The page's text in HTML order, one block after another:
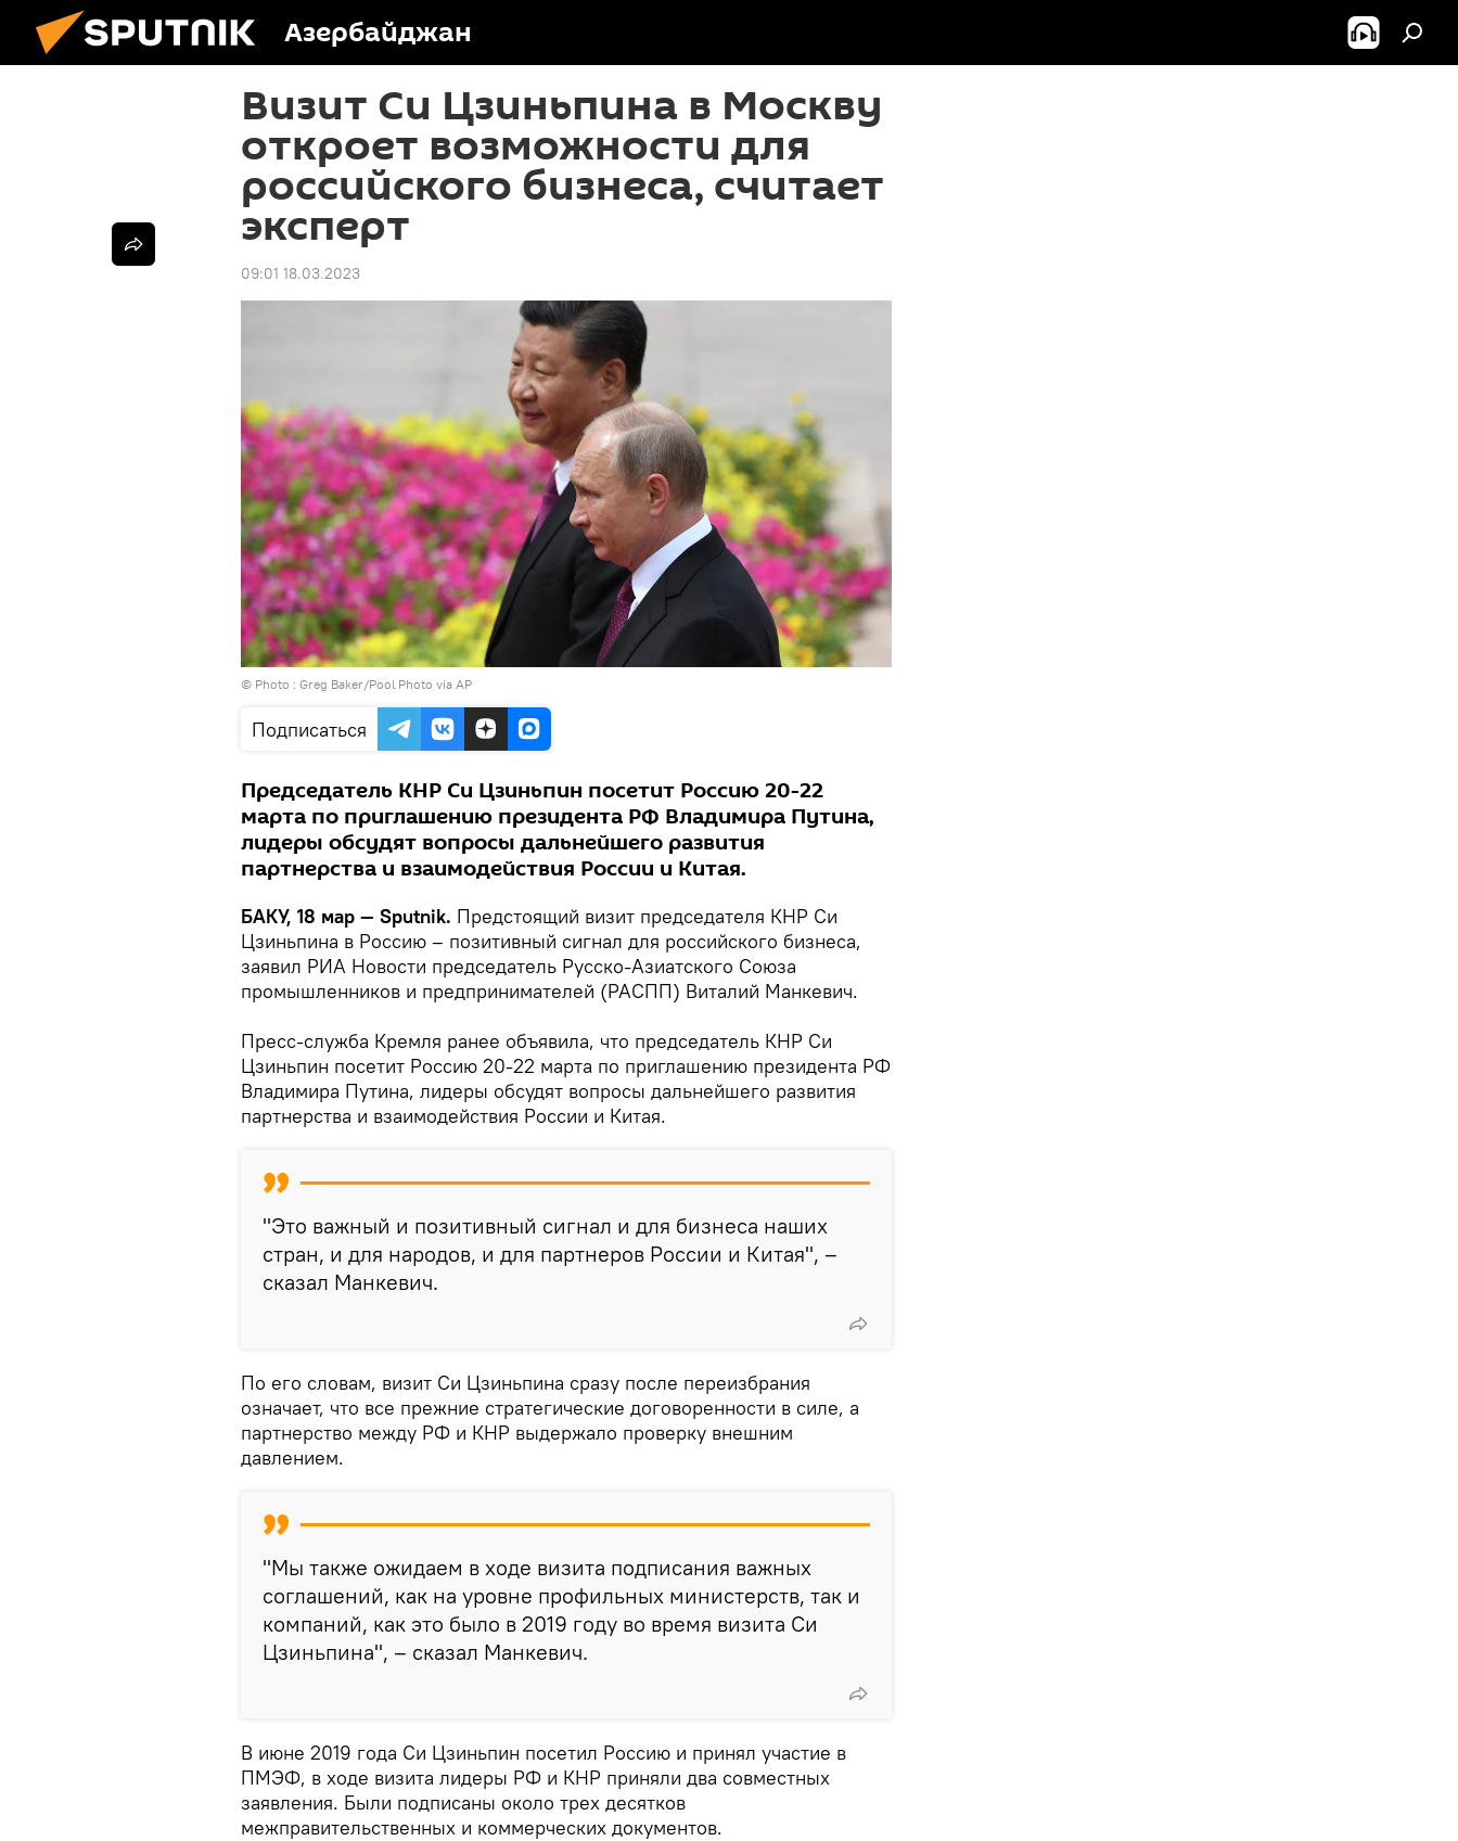
Азербайджан
Визит Си Цзиньпина в Москву
откроет возможности для
российского бизнеса, считает
эксперт
09:01 18.03.2023
© Photo : Greg Baker/Pool Photo via AP
Подписаться
Председатель КНР Си Цзиньпин посетит Россию 20-22
марта по приглашению президента РФ Владимира Путина,
лидеры обсудят вопросы дальнейшего развития
партнерства и взаимодействия России и Китая.
БАКУ, 18 мар — Sputnik. Предстоящий визит председателя КНР Си
Цзиньпина в Россию – позитивный сигнал для российского бизнеса,
заявил РИА Новости председатель Русско-Азиатского Союза
промышленников и предпринимателей (РАСПП) Виталий Манкевич.
Пресс-служба Кремля ранее объявила, что председатель КНР Си
Цзиньпин посетит Россию 20-22 марта по приглашению президента РФ
Владимира Путина, лидеры обсудят вопросы дальнейшего развития
партнерства и взаимодействия России и Китая.
"Это важный и позитивный сигнал и для бизнеса наших
стран, и для народов, и для партнеров России и Китая", –
сказал Манкевич.
По его словам, визит Си Цзиньпина сразу после переизбрания
означает, что все прежние стратегические договоренности в силе, а
партнерство между РФ и КНР выдержало проверку внешним
давлением.
"Мы также ожидаем в ходе визита подписания важных
соглашений, как на уровне профильных министерств, так и
компаний, как это было в 2019 году во время визита Си
Цзиньпина", – сказал Манкевич.
В июне 2019 года Си Цзиньпин посетил Россию и принял участие в
ПМЭФ, в ходе визита лидеры РФ и КНР приняли два совместных
заявления. Были подписаны около трех десятков
межправительственных и коммерческих документов.